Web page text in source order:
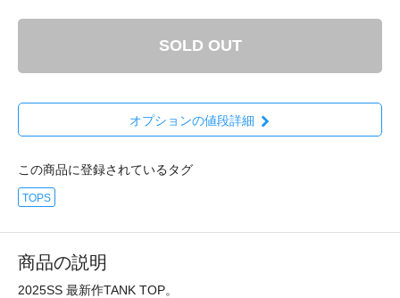
SOLD OUT
オプションの値段詳細
この商品に登録されているタグ
TOPS
商品の説明
2025SS 最新作TANK TOP。